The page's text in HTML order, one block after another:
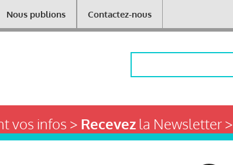
Nous publions Contactez-nous
vos infos > Recevezla Newsletter >